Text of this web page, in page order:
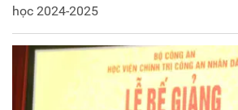
học 2024-2025